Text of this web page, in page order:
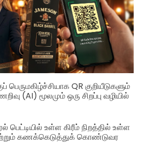
QR குறியீடுகளும்
(AI) மூலமும் ஒரு சிறப்பு வழியில்
பெட்டியில் உள்ள கிரீம் நிறத்தில் உள்ள
மற்றும் கணக்கெடுத்துக் கொண்டுவர